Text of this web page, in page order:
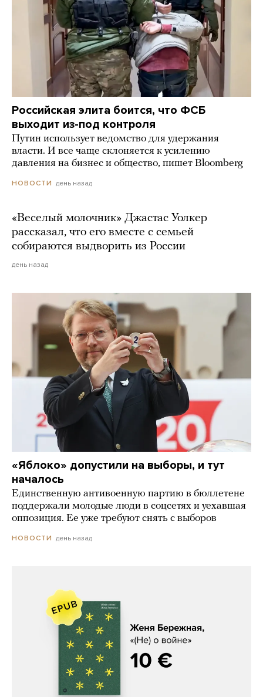
Российская элита боится, что ФСБ
выходит из-под контроля
Путин использует ведомство для удержания
власти. И все чаще склоняется к усилению
давления на бизнес и общество, пишет Bloomberg
НОВОСТИ день назад
«Веселый молочник» Джастас Уолкер
рассказал, что его вместе с семьей
собираются выдворить из России
день назад
«Яблоко» допустили на выборы, и тут
началось
Единственную антивоенную партию в бюллетене
поддержали молодые люди в соцсетях и уехавшая
оппозиция. Ее уже требуют снять с выборов
НОВОСТИ день назад